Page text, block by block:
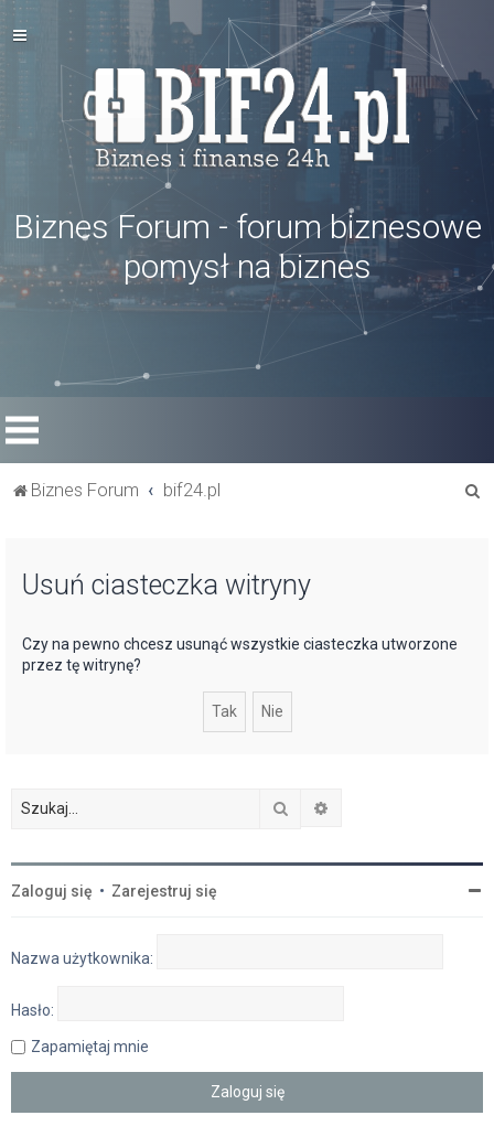
Biznes Forum - forum biznesowe
pomysł na biznes
Biznes Forum bif24.pl
Usuń ciasteczka witryny
Czy na pewno chcesz usunąć wszystkie ciasteczka utworzone
przez tę witrynę?
Szukaj
Zaloguj się • Zarejestruj się
Nazwa użytkownika:
Hasło:
Zapamiętaj mnie